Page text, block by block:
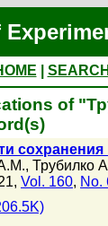
of
, Трубилко
Vol. 160, No.